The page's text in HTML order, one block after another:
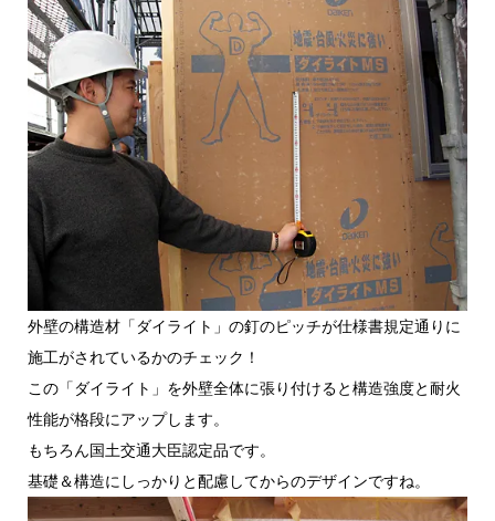
外壁の構造材「ダイライト」の釘のピッチが仕様書規定通りに
施工がされているかのチェック！
この「ダイライト」を外壁全体に張り付けると構造強度と耐火
性能が格段にアップします。
もちろん国土交通大臣認定品です。
基礎＆構造にしっかりと配慮してからのデザインですね。